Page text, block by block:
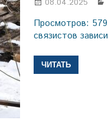
08.04.2025
Просмотров:
связистов
ЧИТАТЬ